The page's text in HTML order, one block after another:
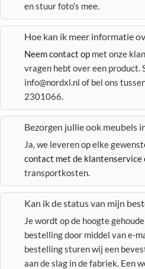
en stuur foto’s mee.
Hoe kan ik meer informatie
Neem contact op met onze
vragen hebt over een product.
info@nordxl.nl of bel ons
2301066.
Bezorgen jullie ook meubels
Ja, we leveren op elke
contact met de klantenservice
transportkosten.
Kan ik de status van mijn
Je wordt op de hoogte
bestelling door middel van e-
bestelling sturen wij een
aan de slag in de fabriek. Een